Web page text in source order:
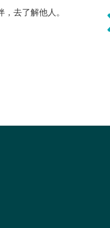
去了解他人。